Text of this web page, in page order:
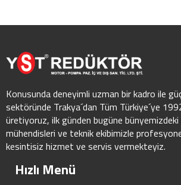
Konusunda deneyimli uzman bir kadro ile
sektöründe Trakya´dan Tüm Türkiye´ye
üretiyoruz, ilk günden bugüne
mühendisleri ve teknik ekibimizle
kesintisiz hizmet ve servis vermekteyiz.
Hızlı Menü